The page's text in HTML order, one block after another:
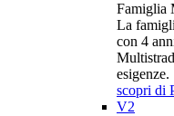
Famiglia
La
con 4
esigenze.
scopri di
V2